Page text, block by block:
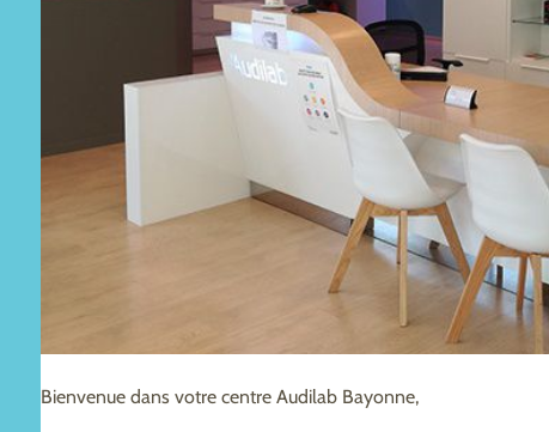
Bienvenue dans votre centre Audilab Bayonne,